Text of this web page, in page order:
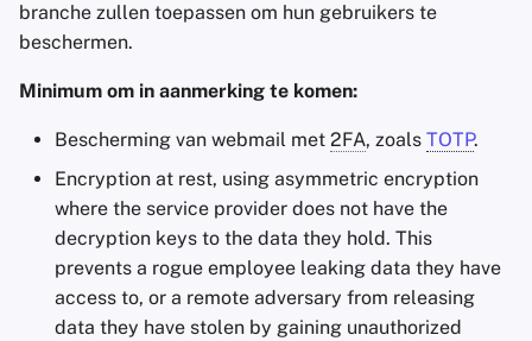
branche zullen toepassen om hun gebruikers te
beschermen.
Minimum om in aanmerking te komen:
Bescherming van webmail met 2FA, zoals TOTP.
Encryption at rest, using asymmetric encryption
where the service provider does not have the
decryption keys to the data they hold. This
prevents a rogue employee leaking data they have
access to, or a remote adversary from releasing
data they have stolen by gaining unauthorized